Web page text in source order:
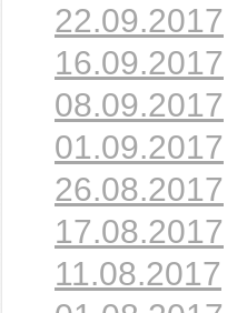
22.09.2017
16.09.2017
08.09.2017
01.09.2017
26.08.2017
17.08.2017
11.08.2017